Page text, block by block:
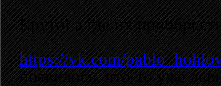
Круто! а где их
https://vk.com/
появилось, что-то уже